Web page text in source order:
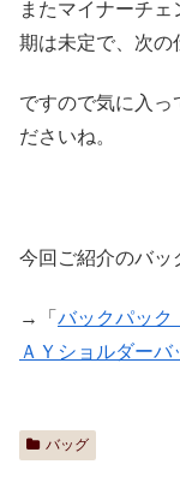
またマイナーチ
期は未定で、次の
ですので気に入っ
ださいね。
今回ご紹介のバッ
→「 バックパック
ＡＹショルダーバ
バッグ